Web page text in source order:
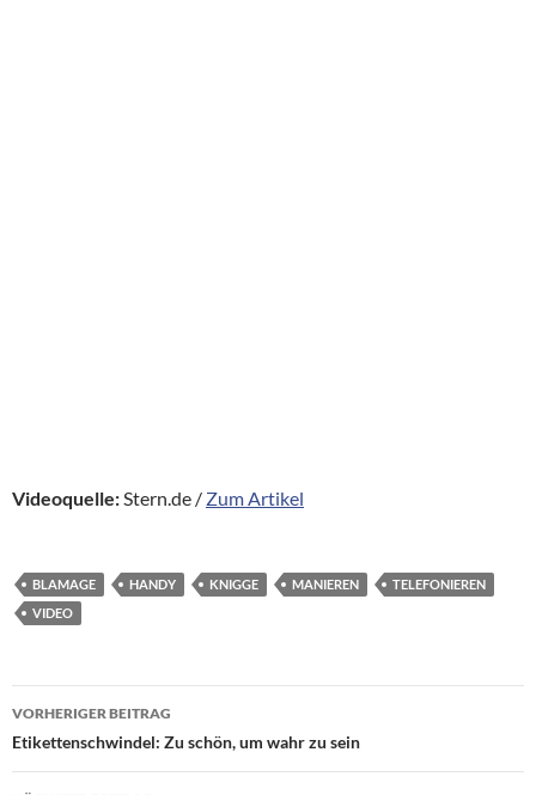
Videoquelle:Stern.de / Zum Artikel
BLAMAGE HANDY KNIGGE MANIEREN
TELEFONIEREN
VIDEO
Beitragsnavigation
VORHERIGER BEITRAG
Etikettenschwindel: Zu schön, um wahr zu sein